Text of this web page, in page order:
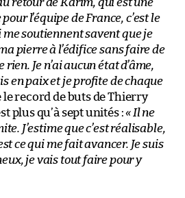
l’équipe de France, c’est le
me soutiennent savent que je
pierre à l’édifice sans faire de
Je n’ai aucun état d’âme,
en paix et je profite de chaque
record de buts de Thierry
plus qu’à sept unités :« Il ne
J’estime que c’est réalisable,
ce qui me fait avancer. Je suis
je vais tout faire pour y